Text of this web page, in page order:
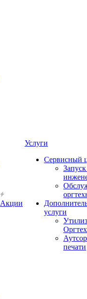
Акции
Услуги
Сервисный
услуги
печати